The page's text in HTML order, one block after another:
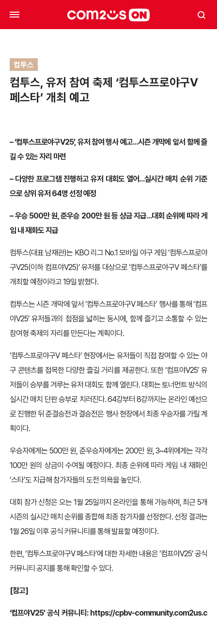
컴투스
컴투스, 유저 참여 축제 ‘컴투스프로야구V
페스타’ 개최 예고
– ‘컴투스프로야구V25’, 유저 참여 행사 예고…시즌 개막에 앞서 함께 즐
길 수 있는 자리 마련
– 다양한 프로그램 진행하고 유저 대회도 열어…실시간 매치 순위 기준
으로 상위 유저 64명 선정 예정
– 우승 500만 원, 준우승 200만 원 등 상금 지급…대회 순위에 따라 게
임 내 재화도 지급
컴투스(대표 남재관)는 KBO 리그 No.1 모바일 야구 게임 ‘컴투스프로야
구V25(이하 컴프야V25)’ 유저를 대상으로 ‘컴투스프로야구V 페스타’를
개최할 예정이라고 19일 밝혔다.
컴투스는 시즌 개막에 앞서 ‘컴투스프로야구V 페스타’ 행사를 통해 ‘컴프
야V25’ 유저들과의 접점을 넓히는 동시에, 함께 즐기고 소통할 수 있는
참여형 축제의 자리를 만든다는 계획이다.
‘컴투스프로야구V 페스타’ 현장에서는 유저들이 직접 참여할 수 있는 야
구 콘텐츠를 접목한 다양한 즐길 거리를 제공한다. 또한 ‘컴프야V25’ 유
저들이 승부를 겨루는 유저 대회도 함께 열린다. 대회는 토너먼트 방식의
실시간 매치 단판 승부로 치러진다. 64강부터 8강까지는 온라인 예선으
로 진행한 뒤 준결승전과 결승전은 행사 현장에서 최종 우승자를 가릴 계
획이다.
우승자에게는 500만 원, 준우승자에게는 200만 원, 3~4위에게는 각각
100만 원의 상금이 수여될 예정이다. 최종 순위에 따라 게임 내 재화인
‘스타’도 지급해 참가자들의 도전 의욕을 높인다.
대회 참가 신청은 오는 1월 25일까지 온라인을 통해 가능하며, 최근 5개
시즌의 실시간 매치 순위를 종합해 최종 참가자를 선정한다. 선정 결과는
1월 26일 이후 공식 커뮤니티를 통해 발표할 예정이다.
한편, ‘컴투스프로야구V 페스타’에 대한 자세한 내용은 ‘컴프야V25’ 공식
커뮤니티 공지를 통해 확인할 수 있다.
[참고]
‘컴프야V25’ 공식 커뮤니티: https://cpbv-community.com2us.c